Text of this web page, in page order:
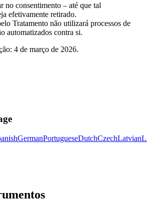
no consentimento – até que tal
efetivamente retirado.
Tratamento não utilizará processos de
automatizados contra si.
4 de março de 2026.
GermanPortugueseDutchCzechLatvian